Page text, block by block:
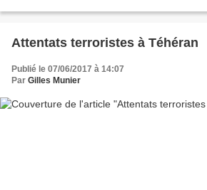
Attentats terroristes à Téhéran
Publié le 07/06/2017 à 14:07
Par Gilles Munier